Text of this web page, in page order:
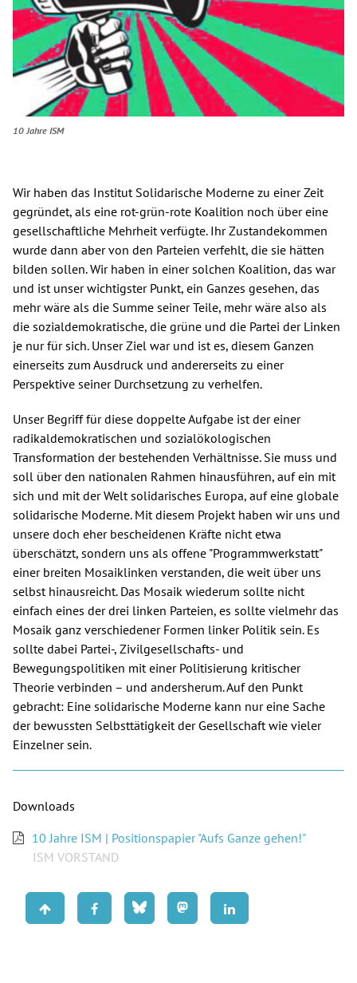
Presse
English
10 Jahre ISM
Wir haben das Institut Solidarische Moderne zu einer Zeit
gegründet, als eine rot-grün-rote Koalition noch über eine
gesellschaftliche Mehrheit verfügte. Ihr Zustandekommen
wurde dann aber von den Parteien verfehlt, die sie hätten
bilden sollen. Wir haben in einer solchen Koalition, das war
und ist unser wichtigster Punkt, ein Ganzes gesehen, das
mehr wäre als die Summe seiner Teile, mehr wäre also als
die sozialdemokratische, die grüne und die Partei der Linken
je nur für sich. Unser Ziel war und ist es, diesem Ganzen
einerseits zum Ausdruck und andererseits zu einer
Perspektive seiner Durchsetzung zu verhelfen.
Unser Begriff für diese doppelte Aufgabe ist der einer
radikaldemokratischen und sozialökologischen
Transformation der bestehenden Verhältnisse. Sie muss und
soll über den nationalen Rahmen hinausführen, auf ein mit
sich und mit der Welt solidarisches Europa, auf eine globale
solidarische Moderne. Mit diesem Projekt haben wir uns und
unsere doch eher bescheidenen Kräfte nicht etwa
überschätzt, sondern uns als offene "Programmwerkstatt"
einer breiten Mosaiklinken verstanden, die weit über uns
selbst hinausreicht. Das Mosaik wiederum sollte nicht
einfach eines der drei linken Parteien, es sollte vielmehr das
Mosaik ganz verschiedener Formen linker Politik sein. Es
sollte dabei Partei-, Zivilgesellschafts- und
Bewegungspolitiken mit einer Politisierung kritischer
Theorie verbinden – und andersherum. Auf den Punkt
gebracht: Eine solidarische Moderne kann nur eine Sache
der bewussten Selbsttätigkeit der Gesellschaft wie vieler
Einzelner sein.
Downloads
10 Jahre ISM | Positionspapier "Aufs Ganze gehen!"
ISM VORSTAND